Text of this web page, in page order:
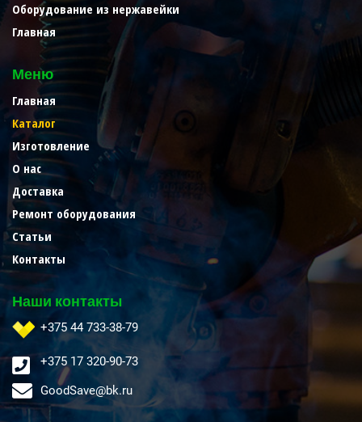
Оборудование из нержавейки
Главная
Меню
Главная
Каталог
Изготовление
О нас
Доставка
Ремонт оборудования
Статьи
Контакты
Наши контакты
+375 44 733-38-79
+375 17 320-90-73
GoodSave@bk.ru